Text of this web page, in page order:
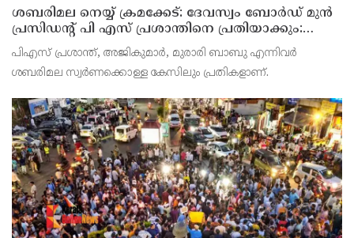
ശബരിമല നെയ്യ് ക്രമക്കേട്: ദേവസ്വം ബോര്‍ഡ് മുന്‍
പ്രസിഡന്റ് പി എസ് പ്രശാന്തിനെ പ്രതിയാക്കും:
ദേവസ്വം വിജിലന്‍സ്
പിഎസ് പ്രശാന്ത്, അജികുമാര്‍, മുരാരി ബാബു എന്നിവര്‍
ശബരിമല സ്വര്‍ണക്കൊള്ള കേസിലും പ്രതികളാണ്.